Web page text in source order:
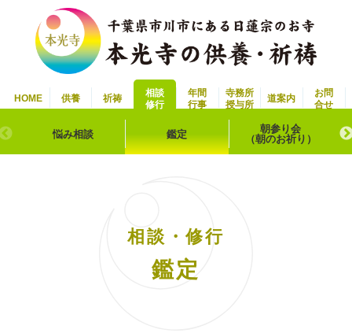
HOME 供養 祈祷
相談
修行
年間
行事
寺務所
授与所
道案内
お問
合せ
悩み相談 鑑定
朝参り会
（朝のお祈り）
相談・修行
鑑定